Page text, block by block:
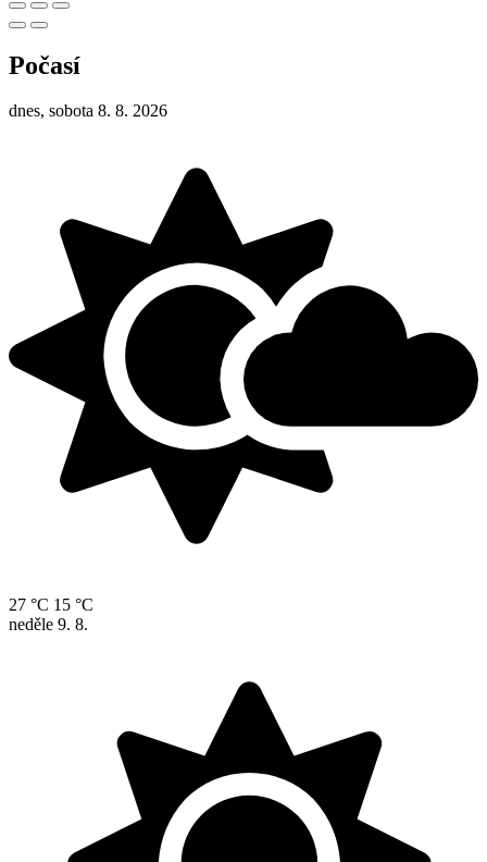
Počasí
dnes, sobota 8. 8. 2026
27 °C 15 °C
neděle 9. 8.